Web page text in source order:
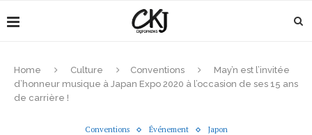
Home Culture Conventions
May’n est l’invitée
d’honneur musique à Japan Expo 2020 à l’occasion de ses 15 ans
de carrière !
Conventions Événement Japon